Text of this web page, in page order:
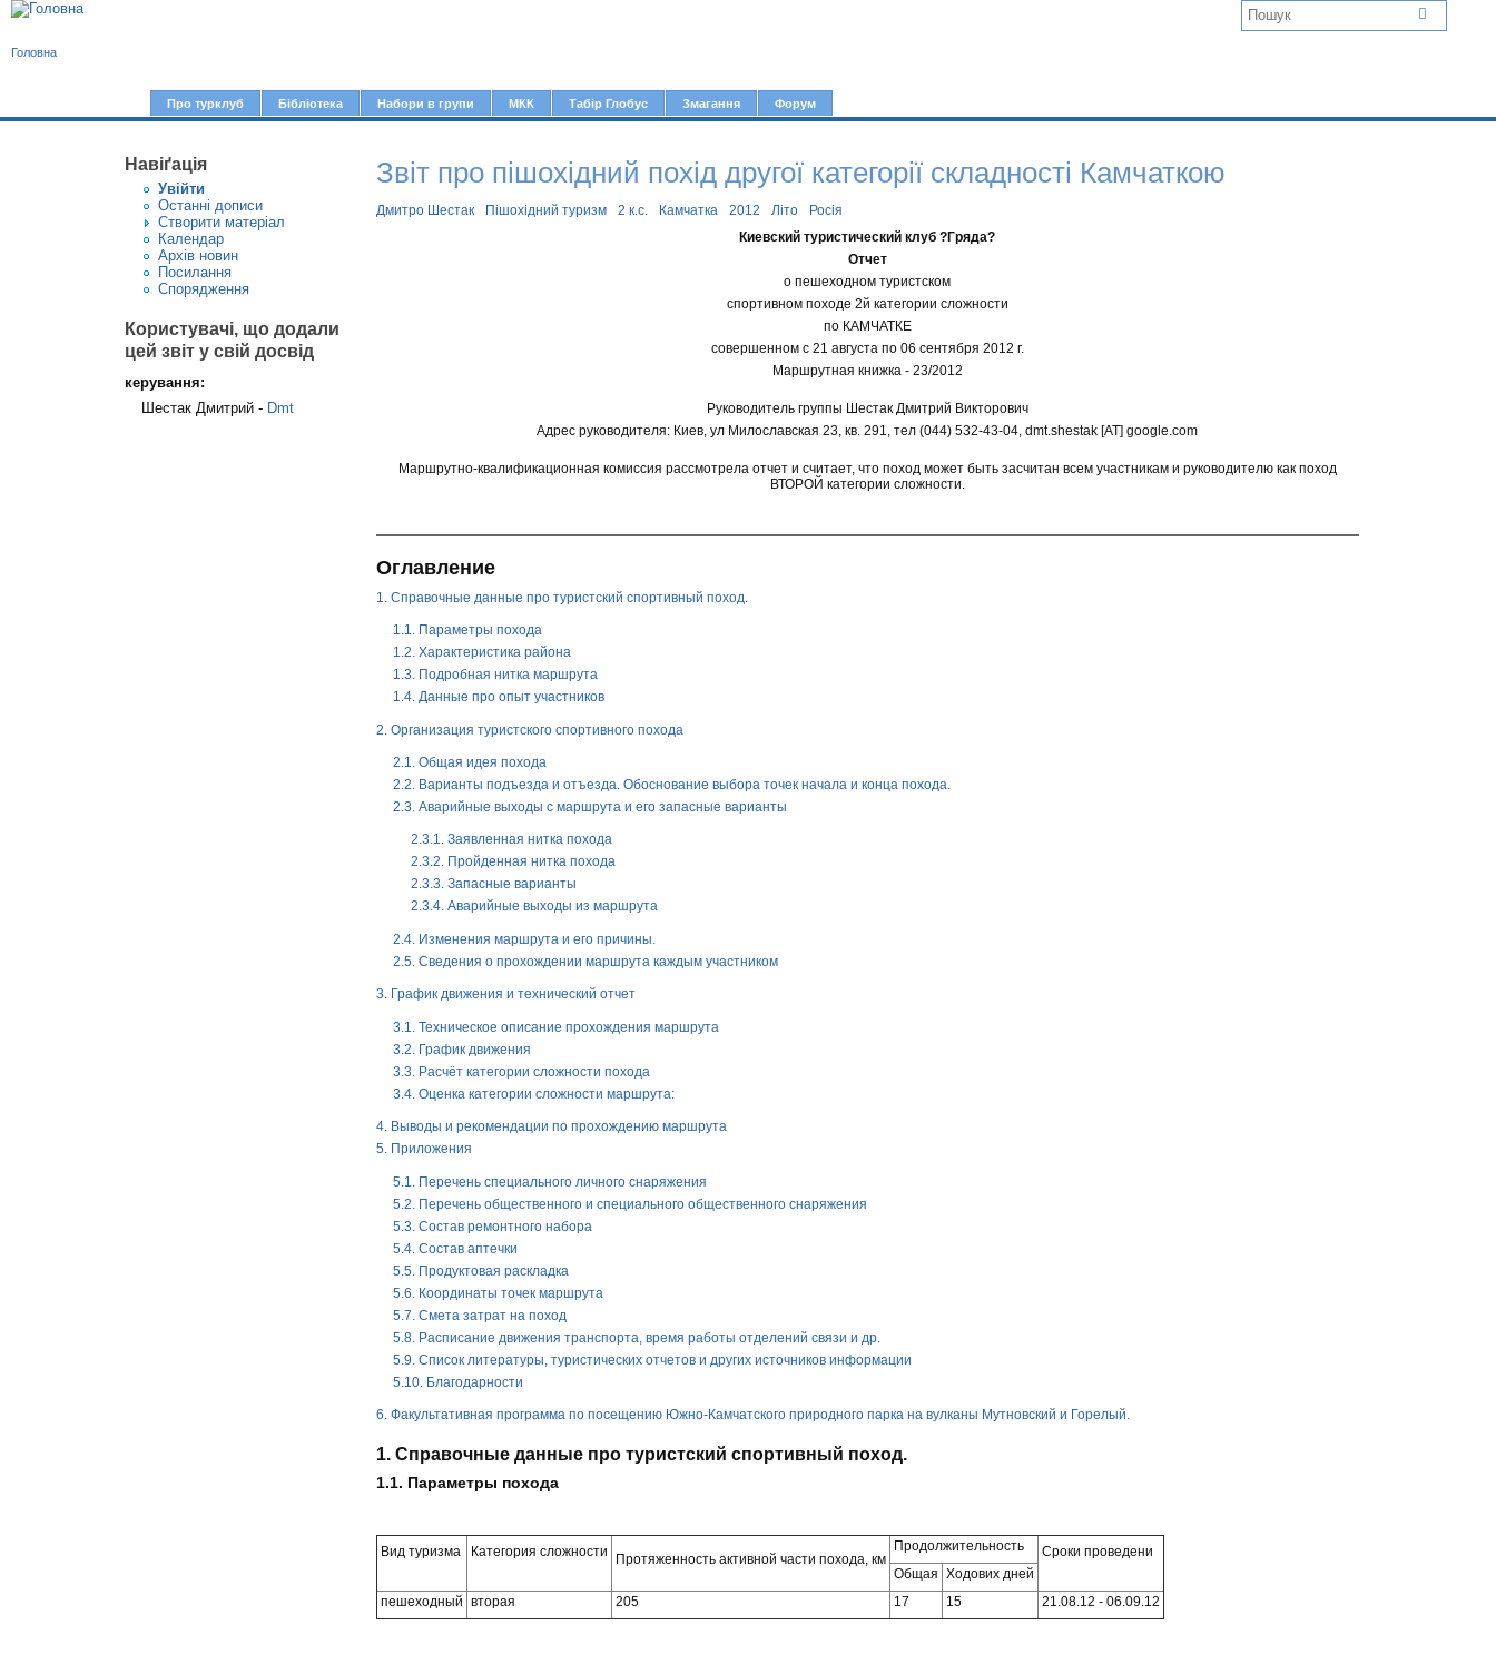
л
о
в
н
е
ю
Про турклуб Бібліотека Набори в групи МКК Табір Глобус Змагання Форум
Головна
Навіґація
Увiйти
Останні дописи
Створити матерiал
Календар
Архів новин
Посилання
Спорядження
Користувачі, що додали
цей звіт у свій досвід
керування:
Шестак Дмитрий - Dmt
Звіт про пішохідний похід другої категорії складності Камчаткою
Дмитро Шестак Пішохідний туризм 2 к.с. Камчатка 2012 Літо
Росія
Киевский туристический клуб ?Гряда?
Отчет
о пешеходном туристском
спортивном походе 2й категории сложности
по КАМЧАТКЕ
совершенном с 21 августа по 06 сентября 2012 г.
Маршрутная книжка - 23/2012
Руководитель группы Шестак Дмитрий Викторович
Адрес руководителя: Киев, ул Милославская 23, кв. 291, тел (044) 532-43-04, dmt.shestak [AT] google.com
Маршрутно-квалификационная комиссия рассмотрела отчет и считает, что поход может быть засчитан всем участникам и руководителю как поход
ВТОРОЙ категории сложности.
Оглавление
1. Справочные данные про туристский спортивный поход.
1.1. Параметры похода
1.2. Характеристика района
1.3. Подробная нитка маршрута
1.4. Данные про опыт участников
2. Организация туристского спортивного похода
2.1. Общая идея похода
2.2. Варианты подъезда и отъезда. Обоснование выбора точек начала и конца похода.
2.3. Аварийные выходы с маршрута и его запасные варианты
2.3.1. Заявленная нитка похода
2.3.2. Пройденная нитка похода
2.3.3. Запасные варианты
2.3.4. Аварийные выходы из маршрута
2.4. Изменения маршрута и его причины.
2.5. Сведения о прохождении маршрута каждым участником
3. График движения и технический отчет
3.1. Техническое описание прохождения маршрута
3.2. График движения
3.3. Расчёт категории сложности похода
3.4. Оценка категории сложности маршрута:
4. Выводы и рекомендации по прохождению маршрута
5. Приложения
5.1. Перечень специального личного снаряжения
5.2. Перечень общественного и специального общественного снаряжения
5.3. Состав ремонтного набора
5.4. Состав аптечки
5.5. Продуктовая раскладка
5.6. Координаты точек маршрута
5.7. Смета затрат на поход
5.8. Расписание движения транспорта, время работы отделений связи и др.
5.9. Список литературы, туристических отчетов и других источников информации
5.10. Благодарности
6. Факультативная программа по посещению Южно-Камчатского природного парка на вулканы Мутновский и Горелый.
1. Справочные данные про туристский спортивный поход.
1.1. Параметры похода
Вид туризма Категория сложности Протяженность активной части похода, км
Продолжительность
Сроки проведени
Общая Ходових дней
пешеходный вторая 205 17 15 21.08.12 - 06.09.12